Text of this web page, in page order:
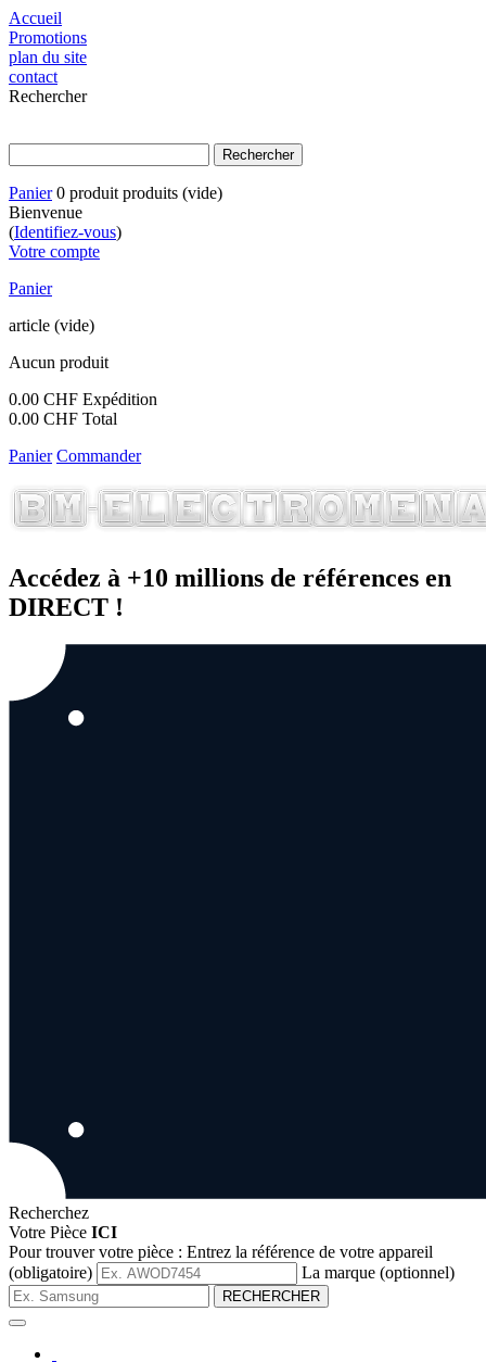
Accueil
Promotions
plan du site
contact
Rechercher
Panier 0 produit produits (vide)
Bienvenue
(Identifiez-vous)
Votre compte
Panier
article (vide)
Aucun produit
0.00 CHF Expédition
0.00 CHF Total
Panier Commander
Accédez à +10 millions de références en
DIRECT !
Recherchez
Votre Pièce ICI
Pour trouver votre pièce : Entrez la référence de votre appareil
(obligatoire)
La marque (optionnel)
RECHERCHER